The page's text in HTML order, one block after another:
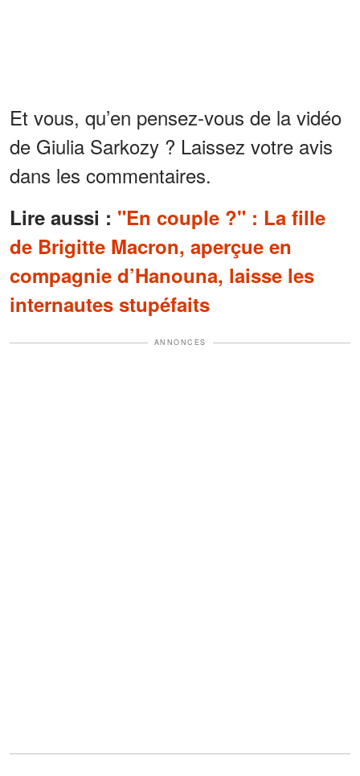
Et vous, qu’en pensez-vous de la vidéo
de Giulia Sarkozy ? Laissez votre avis
dans les commentaires.
Lire aussi : "En couple ?" : La fille
de Brigitte Macron, aperçue en
compagnie d’Hanouna, laisse les
internautes stupéfaits
ANNONCES